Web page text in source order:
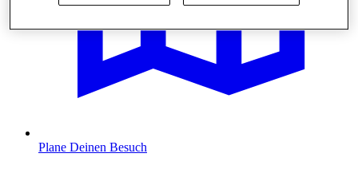
Plane Deinen Besuch